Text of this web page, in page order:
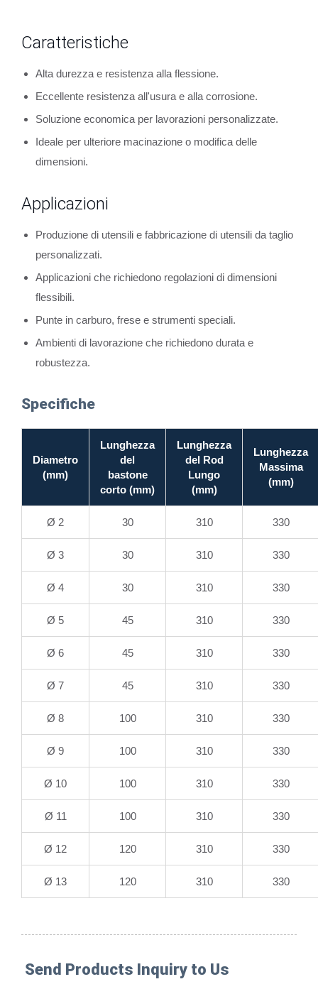
Caratteristiche
Alta durezza e resistenza alla flessione.
Eccellente resistenza all'usura e alla corrosione.
Soluzione economica per lavorazioni personalizzate.
Ideale per ulteriore macinazione o modifica delle
dimensioni.
Applicazioni
Produzione di utensili e fabbricazione di utensili da taglio
personalizzati.
Applicazioni che richiedono regolazioni di dimensioni
flessibili.
Punte in carburo, frese e strumenti speciali.
Ambienti di lavorazione che richiedono durata e
robustezza.
Specifiche
Diametro
(mm)
Lunghezza
del
bastone
corto (mm)
Lunghezza
del Rod
Lungo
(mm)
Lunghezza
Massima
(mm)
Ø 2 30 310 330
Ø 3 30 310 330
Ø 4 30 310 330
Ø 5 45 310 330
Ø 6 45 310 330
Ø 7 45 310 330
Ø 8 100 310 330
Ø 9 100 310 330
Ø 10 100 310 330
Ø 11 100 310 330
Ø 12 120 310 330
Ø 13 120 310 330